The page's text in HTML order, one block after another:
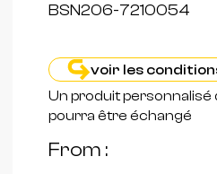
BSN206-7210054
voir les
Un produit personnalisé
pourra être échangé
From